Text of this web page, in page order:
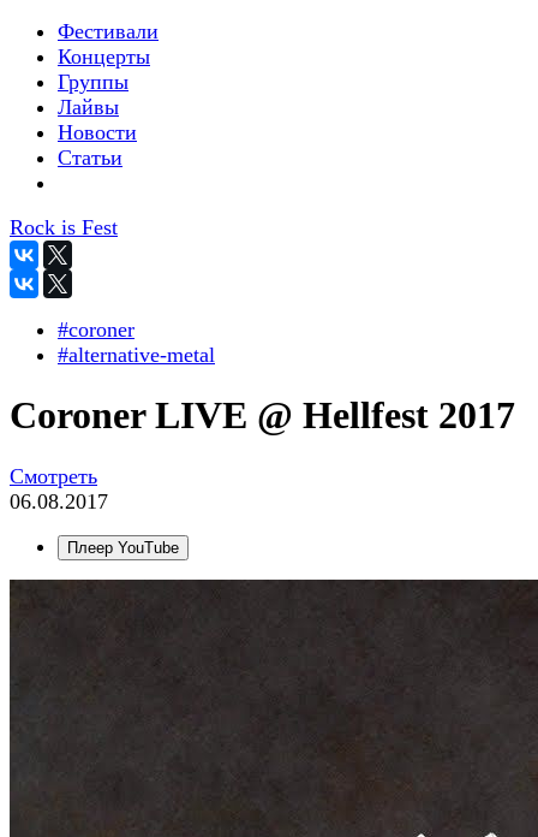
Фестивали
Концерты
Группы
Лайвы
Новости
Статьи
Rock is Fest
#coroner
#alternative-metal
Coroner LIVE @ Hellfest 2017
Смотреть
06.08.2017
Плеер YouTube